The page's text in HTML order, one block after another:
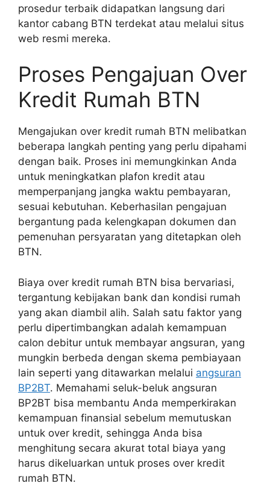
prosedur terbaik didapatkan langsung dari
kantor cabang BTN terdekat atau melalui situs
web resmi mereka.
Proses Pengajuan Over
Kredit Rumah BTN
Mengajukan over kredit rumah BTN melibatkan
beberapa langkah penting yang perlu dipahami
dengan baik. Proses ini memungkinkan Anda
untuk meningkatkan plafon kredit atau
memperpanjang jangka waktu pembayaran,
sesuai kebutuhan. Keberhasilan pengajuan
bergantung pada kelengkapan dokumen dan
pemenuhan persyaratan yang ditetapkan oleh
BTN.
Biaya over kredit rumah BTN bisa bervariasi,
tergantung kebijakan bank dan kondisi rumah
yang akan diambil alih. Salah satu faktor yang
perlu dipertimbangkan adalah kemampuan
calon debitur untuk membayar angsuran, yang
mungkin berbeda dengan skema pembiayaan
lain seperti yang ditawarkan melalui angsuran
BP2BT. Memahami seluk-beluk angsuran
BP2BT bisa membantu Anda memperkirakan
kemampuan finansial sebelum memutuskan
untuk over kredit, sehingga Anda bisa
menghitung secara akurat total biaya yang
harus dikeluarkan untuk proses over kredit
rumah BTN.